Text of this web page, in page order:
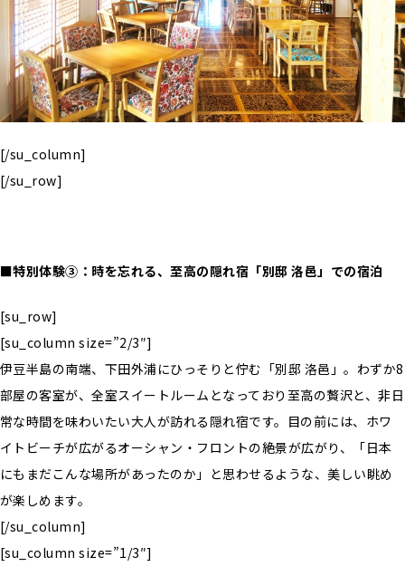
[/su_column]
[/su_row]
■特別体験③：時を忘れる、至高の隠れ宿「別邸 洛邑」での宿泊
[su_row]
[su_column size=”2/3″]
伊豆半島の南端、下田外浦にひっそりと佇む「別邸 洛邑」。わずか8
部屋の客室が、全室スイートルームとなっており至高の贅沢と、非日
常な時間を味わいたい大人が訪れる隠れ宿です。目の前には、ホワ
イトビーチが広がるオーシャン・フロントの絶景が広がり、「日本
にもまだこんな場所があったのか」と思わせるような、美しい眺め
が楽しめます。
[/su_column]
[su_column size=”1/3″]